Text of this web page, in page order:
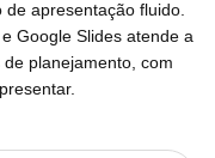
apresentação fluido.
Google Slides atende a
planejamento, com